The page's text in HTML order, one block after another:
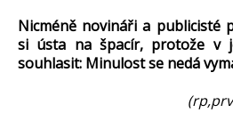
Nicméně novináři a publicisté
si ústa na špacír, protože v
souhlasit: Minulost se nedá